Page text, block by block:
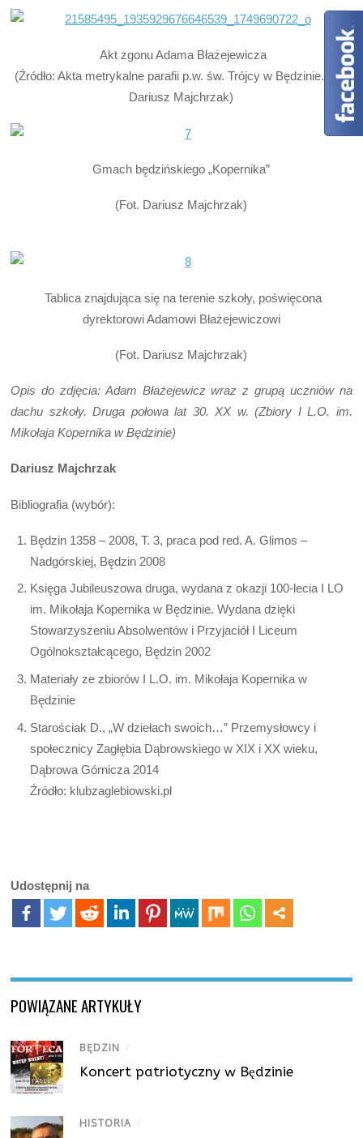
Akt zgonu Adama Błażejewicza
(Źródło: Akta metrykalne parafii p.w. św. Trójcy w Będzinie. Fot.
Dariusz Majchrzak)
Gmach będzińskiego „Kopernika”
(Fot. Dariusz Majchrzak)
Tablica znajdująca się na terenie szkoły, poświęcona
dyrektorowi Adamowi Błażejewiczowi
(Fot. Dariusz Majchrzak)
Opis do zdjęcia: Adam Błażejewicz wraz z grupą uczniów na
dachu szkoły. Druga połowa lat 30. XX w. (Zbiory I L.O. im.
Mikołaja Kopernika w Będzinie)
Dariusz Majchrzak
Bibliografia (wybór):
Będzin 1358 – 2008, T. 3, praca pod red. A. Glimos –
Nadgórskiej, Będzin 2008
Księga Jubileuszowa druga, wydana z okazji 100-lecia I LO
im. Mikołaja Kopernika w Będzinie. Wydana dzięki
Stowarzyszeniu Absolwentów i Przyjaciół I Liceum
Ogólnokształcącego, Będzin 2002
Materiały ze zbiorów I L.O. im. Mikołaja Kopernika w
Będzinie
Starościak D., „W dziełach swoich…” Przemysłowcy i
społecznicy Zagłębia Dąbrowskiego w XIX i XX wieku,
Dąbrowa Górnicza 2014
Źródło: klubzaglebiowski.pl
Udostępnij na
POWIĄZANE ARTYKUŁY
BĘDZIN /
Koncert patriotyczny w Będzinie
HISTORIA /